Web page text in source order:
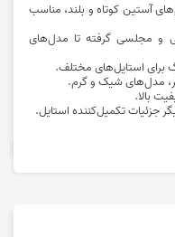
آستین کوتاه و بلند، مناسب
و مجلسی گرفته تا مدل‌های
برای استایل‌های مختلف.
مدل‌های شیک و گرم.
بالا.
جزئیات تکمیل‌کننده استایل.